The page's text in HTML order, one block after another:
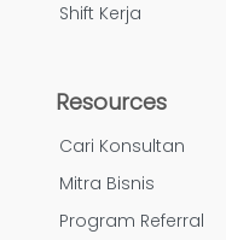
Shift Kerja
Resources
Cari Konsultan
Mitra Bisnis
Program Referral